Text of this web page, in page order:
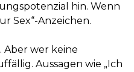
hin. Wenn
Sex“-Anzeichen.
Aber wer keine
Aussagen wie „Ich